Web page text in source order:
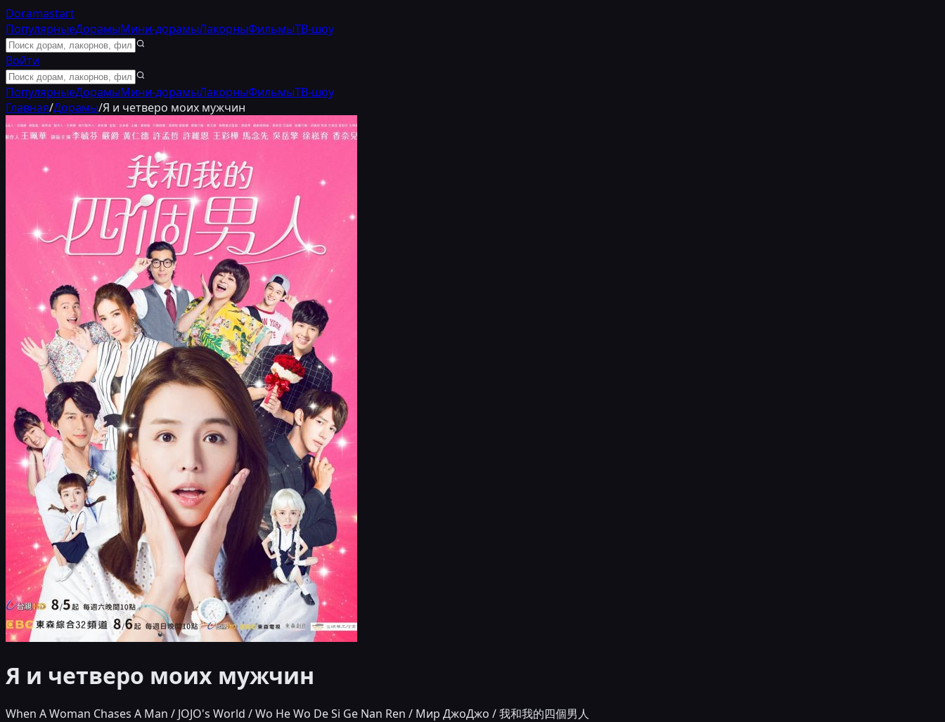
Doramastart
ПопулярныеДорамыМини-дорамыЛакорныФильмыТВ-шоу
Войти
ПопулярныеДорамыМини-дорамыЛакорныФильмыТВ-шоу
Главная/Дорамы/Я и четверо моих мужчин
Я и четверо моих мужчин
When A Woman Chases A Man / JOJO's World / Wo He Wo De Si Ge Nan Ren / Мир ДжоДжо / 我和我的四個男人